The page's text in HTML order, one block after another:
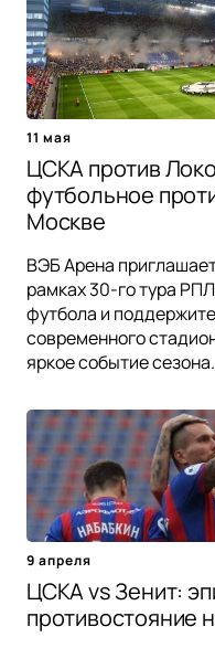
11 мая
ЦСКА против
футбольное
Москве
ВЭБ Арена
рамках 30-го тура
футбола и
современного
яркое событие сезона.
9 апреля
ЦСКА vs Зенит:
противостояние